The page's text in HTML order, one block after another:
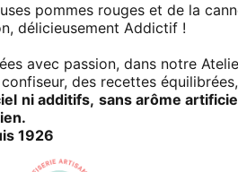
pommes rouges et de la
délicieusement Addictif !
avec passion, dans notre
des recettes
ni additifs, sans arôme
1926